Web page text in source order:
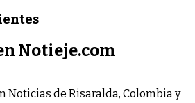
Notieje.com
Noticias de Risaralda, Colombia y